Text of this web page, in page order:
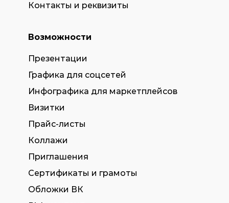
Контакты и реквизиты
Возможности
Презентации
Графика для соцсетей
Инфографика для маркетплейсов
Визитки
Прайс-листы
Коллажи
Приглашения
Сертификаты и грамоты
Обложки ВК